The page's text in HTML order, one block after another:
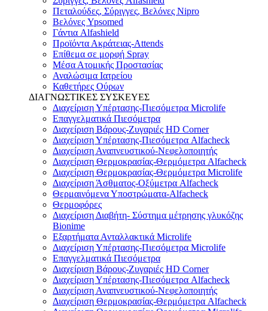
Πεταλούδες, Σύριγγες, Βελόνες Nipro
Βελόνες Ypsomed
Γάντια Alfashield
Προϊόντα Ακράτειας-Attends
Επίθεμα σε μορφή Spray
Μέσα Ατομικής Προστασίας
Αναλώσιμα Ιατρείου
Καθετήρες Ούρων
ΔΙΑΓΝΩΣΤΙΚΕΣ ΣΥΣΚΕΥΕΣ
Διαχείριση Υπέρτασης-Πιεσόμετρα Microlife
Επαγγελματικά Πιεσόμετρα
Διαχείριση Βάρους-Ζυγαριές HD Corner
Διαχείριση Υπέρτασης-Πιεσόμετρα Alfacheck
Διαχείριση Αναπνευστικού-Νεφελοποιητής
Διαχείριση Θερμοκρασίας-Θερμόμετρα Alfacheck
Διαχείριση Θερμοκρασίας-Θερμόμετρα Microlife
Διαχείριση Άσθματος-Οξύμετρα Alfacheck
Θερμαινόμενα Υποστρώματα-Alfacheck
Θερμοφόρες
Διαχείριση Διαβήτη- Σύστημα μέτρησης γλυκόζης
Bionime
Εξαρτήματα Ανταλλακτικά Microlife
Διαχείριση Υπέρτασης-Πιεσόμετρα Microlife
Επαγγελματικά Πιεσόμετρα
Διαχείριση Βάρους-Ζυγαριές HD Corner
Διαχείριση Υπέρτασης-Πιεσόμετρα Alfacheck
Διαχείριση Αναπνευστικού-Νεφελοποιητής
Διαχείριση Θερμοκρασίας-Θερμόμετρα Alfacheck